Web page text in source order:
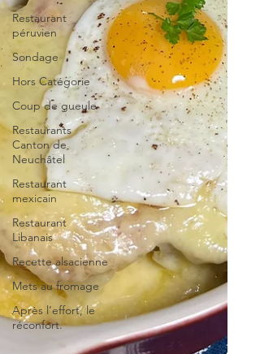
Restaurant
péruvien
Sondage
Hors Catégorie
Coup de gueule
Restaurants
Canton de
Neuchâtel
Restaurant
mexicain
Restaurant
Libanais
Recette alsacienne
Mets au fromage
Après l’effort, le
réconfort.